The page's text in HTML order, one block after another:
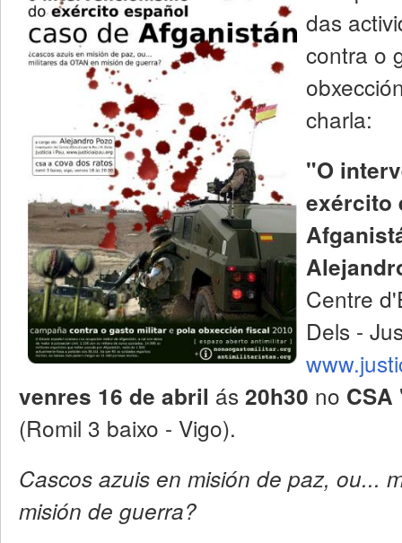
das
contra o
charla:
"O
exército
Centre
Dels -
venres 16 de abril ás 20h30 no
(Romil 3 baixo - Vigo).
Cascos azuis en misión de paz, ou...
misión de guerra?